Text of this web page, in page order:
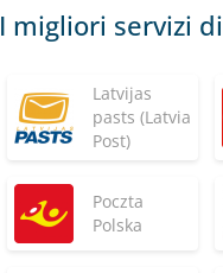
I migliori servizi
Latvijas
pasts (Latvia
Post)
Poczta
Polska